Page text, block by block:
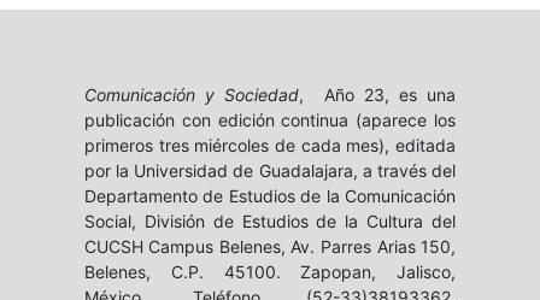
Comunicación y Sociedad, Año 23, es una
publicación con edición continua (aparece los
primeros tres miércoles de cada mes), editada
por la Universidad de Guadalajara, a través del
Departamento de Estudios de la Comunicación
Social, División de Estudios de la Cultura del
CUCSH Campus Belenes, Av. Parres Arias 150,
Belenes, C.P. 45100. Zapopan, Jalisco,